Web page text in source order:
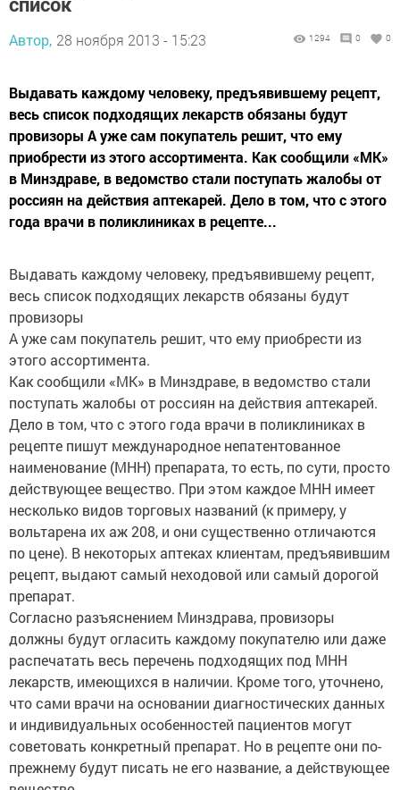
Автор, 28 ноября 2013 - 15:23 1294 0 0
Выдавать каждому человеку, предъявившему рецепт,
весь список подходящих лекарств обязаны будут
провизоры А уже сам покупатель решит, что ему
приобрести из этого ассортимента. Как сообщили «МК»
в Минздраве, в ведомство стали поступать жалобы от
россиян на действия аптекарей. Дело в том, что с этого
года врачи в поликлиниках в рецепте...
Выдавать каждому человеку, предъявившему рецепт,
весь список подходящих лекарств обязаны будут
провизоры
А уже сам покупатель решит, что ему приобрести из
этого ассортимента.
Как сообщили «МК» в Минздраве, в ведомство стали
поступать жалобы от россиян на действия аптекарей.
Дело в том, что с этого года врачи в поликлиниках в
рецепте пишут международное непатентованное
наименование (МНН) препарата, то есть, по сути, просто
действующее вещество. При этом каждое МНН имеет
несколько видов торговых названий (к примеру, у
вольтарена их аж 208, и они существенно отличаются
по цене). В некоторых аптеках клиентам, предъявившим
рецепт, выдают самый неходовой или самый дорогой
препарат.
Согласно разъяснением Минздрава, провизоры
должны будут огласить каждому покупателю или даже
распечатать весь перечень подходящих под МНН
лекарств, имеющихся в наличии. Кроме того, уточнено,
что сами врачи на основании диагностических данных
и индивидуальных особенностей пациентов могут
советовать конкретный препарат. Но в рецепте они по-
прежнему будут писать не его название, а действующее